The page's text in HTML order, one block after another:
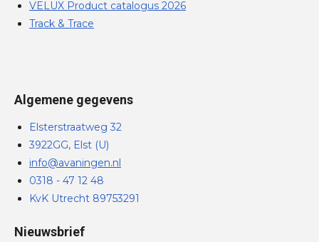
VELUX Product catalogus 2026
Track & Trace
Algemene gegevens
Elsterstraatweg 32
3922GG, Elst (U)
info@avaningen.nl
0318 - 47 12 48
KvK Utrecht 89753291
Nieuwsbrief